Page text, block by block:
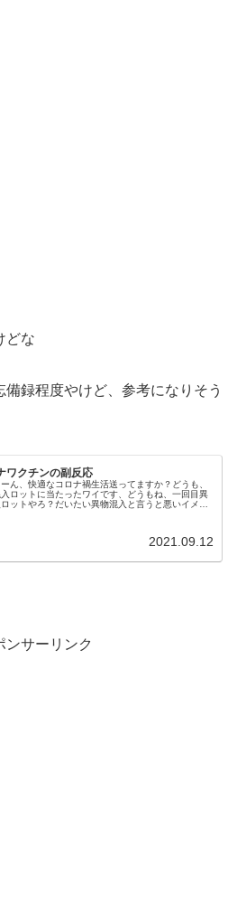
どな
録程度やけど、参考になりそう
ワクチンの副反応
ん、快適なコロナ禍生活送ってますか？どうも、
ロットに当たったワイです、どうもね、一回目異
ットやろ？だいたい異物混入と言うと悪いイメー
2021.09.12
ンサーリンク